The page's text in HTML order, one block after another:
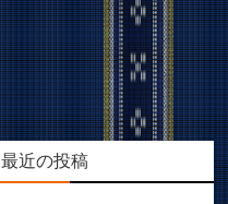
最近の投稿